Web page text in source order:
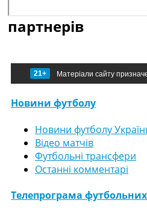
партнерів
21+ Матеріали сайту
Новини футболу
Новини футболу
Відео матчів
Футбольні трансфери
Останні комментарі
Телепрограма